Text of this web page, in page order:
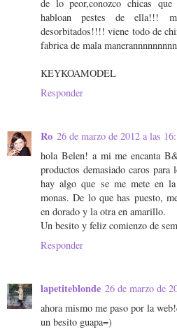
de lo peor,conozco chicas
habloan pestes de ella!!!
desorbitados!!!! viene todo de
fabrica de mala
KEYKOAMODEL
Responder
Ro 26 de marzo de 2012 a las
hola Belen! a mi me encanta
productos demasiado caros
hay algo que se me mete en
monas. De lo que has puesto,
en dorado y la otra en amarillo.
Un besito y feliz comienzo de
Responder
lapetiteblonde 26 de marzo de
ahora mismo me paso por la
un besito guapa=)